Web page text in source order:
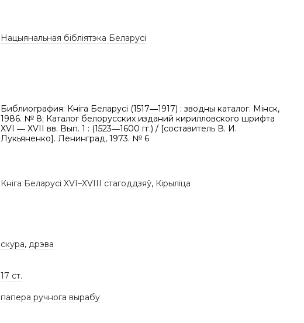
Нацыянальная бібліятэка Беларусі
Библиография: Кніга Беларусі (1517―1917) : зводны каталог. Мінск,
1986. № 8; Каталог белорусских изданий кирилловского шрифта
XVI ― XVII вв. Вып. 1 : (1523―1600 гг.) / [составитель В. И.
Лукьяненко]. Ленинград, 1973. № 6
Кніга Беларусі XVI–XVIII стагоддзяў, Кірыліца
скура, дрэва
17 ст.
папера ручнога вырабу